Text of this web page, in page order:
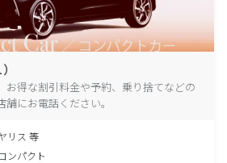
お得な割引料金や予約、乗り捨てなどの
にお電話ください。
リス 等
コンパクト